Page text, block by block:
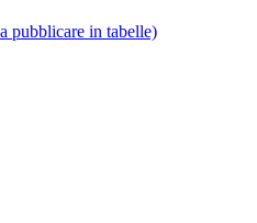
pubblicare in tabelle)